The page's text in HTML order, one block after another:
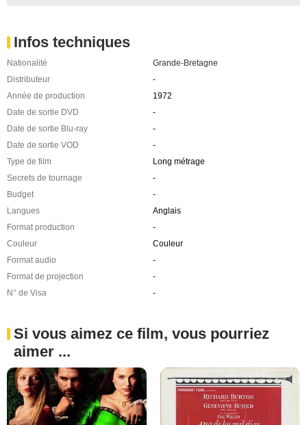
Infos techniques
Nationalité
Grande-Bretagne
Distributeur
-
Année de production
1972
Date de sortie DVD
-
Date de sortie Blu-ray
-
Date de sortie VOD
-
Type de film
Long métrage
Secrets de tournage
-
Budget
-
Langues
Anglais
Format production
-
Couleur
Couleur
Format audio
-
Format de projection
-
N° de Visa
-
Si vous aimez ce film, vous pourriez
aimer ...